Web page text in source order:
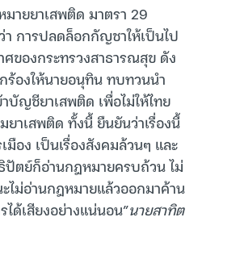
ายยาเสพติด มาตรา 29
า การปลดล็อกกัญชาให้เป็นไป
ศของกระทรวงสาธารณสุข ดัง
ร้องให้นายอนุทิน ทบทวนนำ
บัญชียาเสพติด เพื่อไม่ให้ไทย
ยาเสพติด ทั้งนี้ ยืนยันว่าเรื่องนี้
เมือง เป็นเรื่องสังคมล้วนๆ และ
ปัตย์ก็อ่านกฎหมายครบถ้วน ไม่
ไม่อ่านกฎหมายแล้วออกมาค้าน
ได้เสียงอย่างแน่นอน”นายสาทิต